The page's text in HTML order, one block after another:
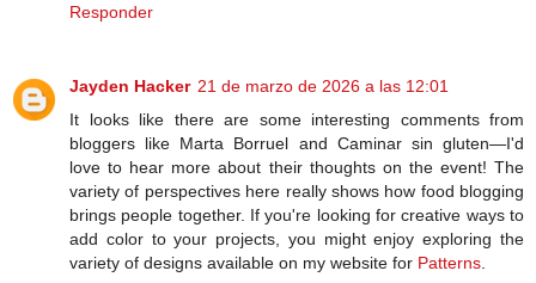
Responder
Jayden Hacker 21 de marzo de 2026 a las 12:01
It looks like there are some interesting comments from
bloggers like Marta Borruel and Caminar sin gluten—I'd
love to hear more about their thoughts on the event! The
variety of perspectives here really shows how food blogging
brings people together. If you're looking for creative ways to
add color to your projects, you might enjoy exploring the
variety of designs available on my website for Patterns